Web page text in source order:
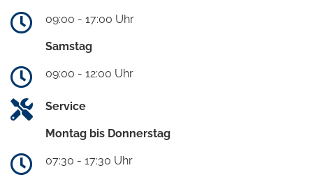
09:00 - 17:00 Uhr
Samstag
09:00 - 12:00 Uhr
Service
Montag bis Donnerstag
07:30 - 17:30 Uhr